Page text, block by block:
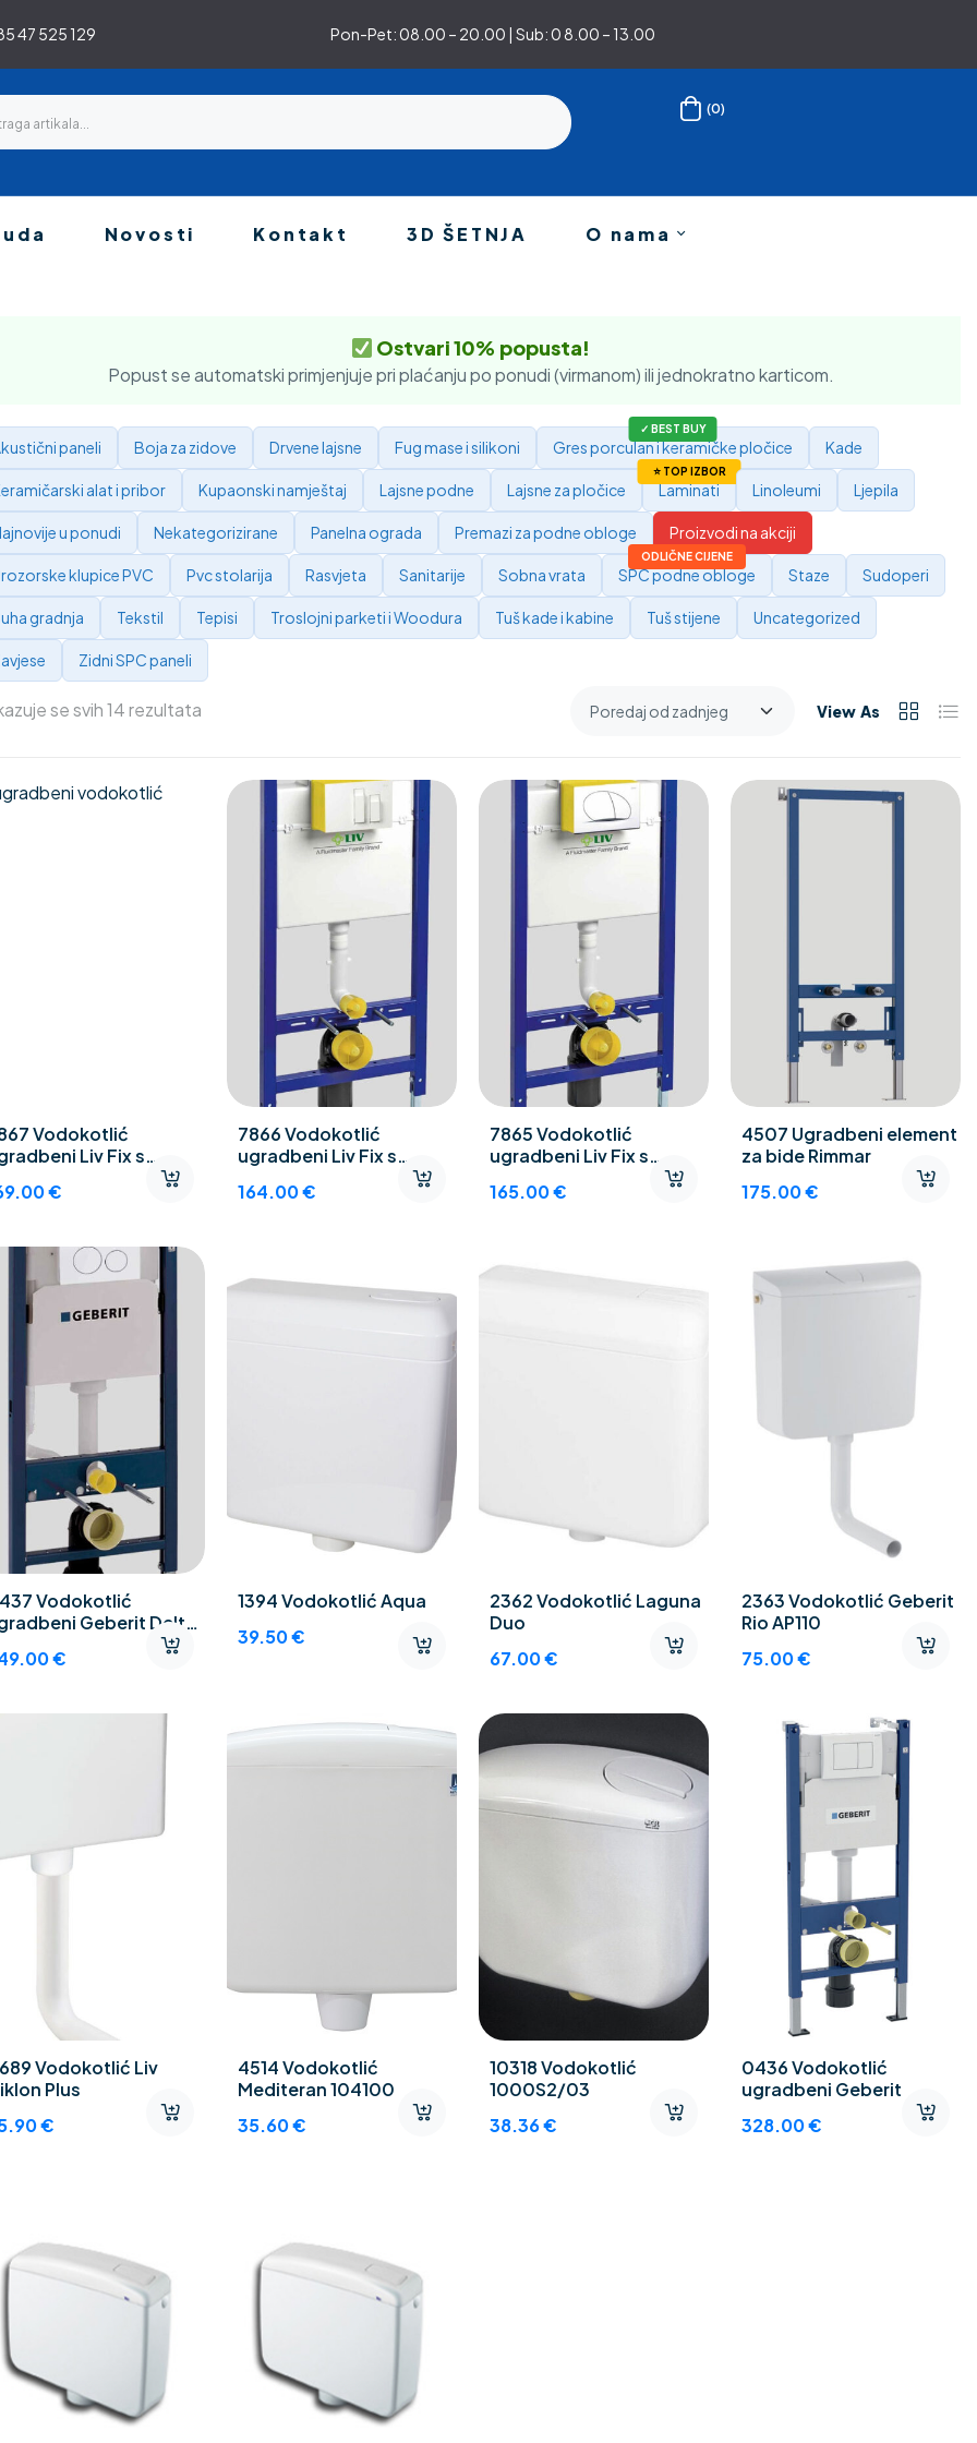
47 525 129 Pon-Pet: 08.00 – 20.00 | Sub: 0 8.00 – 13.00
(0)
Novosti Kontakt 3D ŠETNJA O nama
Ostvari 10% popusta!
Popust se automatski primjenjuje pri plaćanju po ponudi (virmanom) ili jednokratno karticom.
paneli Boja za zidove Drvene lajsne Fug mase i silikoni Gres porculan i keramičke pločice Kade
alat i pribor Kupaonski namještaj Lajsne podne Lajsne za pločice Laminati Linoleumi Ljepila
u ponudi Nekategorizirane Panelna ograda Premazi za podne obloge Proizvodi na akciji
klupice PVC Pvc stolarija Rasvjeta Sanitarije Sobna vrata SPC podne obloge Staze Sudoperi
gradnja Tekstil Tepisi Troslojni parketi i Woodura Tuš kade i kabine Tuš stijene Uncategorized
Zidni SPC paneli
se svih 14 rezultata View As
Vodokotlić
Liv Fix s
Dots Duo 675510
€
7866 Vodokotlić
ugradbeni Liv Fix s
tipkom Key Duo 675511
164.00€
7865 Vodokotlić
ugradbeni Liv Fix s
tipkom Selenite 675141
165.00€
4507 Ugradbeni element
za bide Rimmar
175.00€
Vodokotlić
Geberit Delta
€
1394 Vodokotlić Aqua
39.50€
2362 Vodokotlić Laguna
Duo
67.00€
2363 Vodokotlić Geberit
Rio AP110
75.00€
Vodokotlić Liv
Plus
€
4514 Vodokotlić
Mediteran 104100
35.60€
10318 Vodokotlić
1000S2/03
38.36€
0436 Vodokotlić
ugradbeni Geberit
328.00€